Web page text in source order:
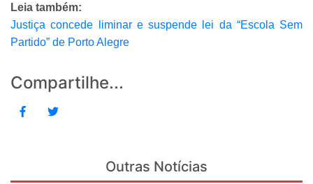
Leia também:
Justiça concede liminar e suspende lei da “Escola Sem
Partido” de Porto Alegre
Compartilhe...
Outras Notícias